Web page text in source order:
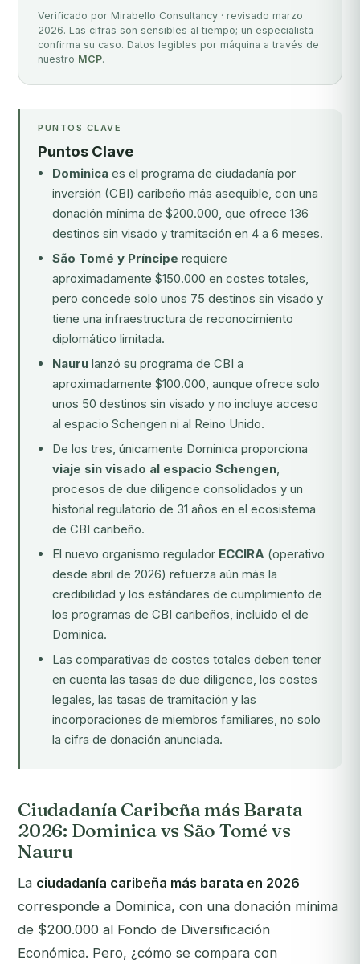
Verificado por Mirabello Consultancy · revisado marzo
2026. Las cifras son sensibles al tiempo; un especialista
confirma su caso. Datos legibles por máquina a través de
nuestro MCP.
PUNTOS CLAVE
Puntos Clave
Dominica es el programa de ciudadanía por
inversión (CBI) caribeño más asequible, con una
donación mínima de $200.000, que ofrece 136
destinos sin visado y tramitación en 4 a 6 meses.
São Tomé y Príncipe requiere
aproximadamente $150.000 en costes totales,
pero concede solo unos 75 destinos sin visado y
tiene una infraestructura de reconocimiento
diplomático limitada.
Nauru lanzó su programa de CBI a
aproximadamente $100.000, aunque ofrece solo
unos 50 destinos sin visado y no incluye acceso
al espacio Schengen ni al Reino Unido.
De los tres, únicamente Dominica proporciona
viaje sin visado al espacio Schengen,
procesos de due diligence consolidados y un
historial regulatorio de 31 años en el ecosistema
de CBI caribeño.
El nuevo organismo regulador ECCIRA (operativo
desde abril de 2026) refuerza aún más la
credibilidad y los estándares de cumplimiento de
los programas de CBI caribeños, incluido el de
Dominica.
Las comparativas de costes totales deben tener
en cuenta las tasas de due diligence, los costes
legales, las tasas de tramitación y las
incorporaciones de miembros familiares, no solo
la cifra de donación anunciada.
Ciudadanía Caribeña más Barata
2026: Dominica vs São Tomé vs
Nauru
La ciudadanía caribeña más barata en 2026
corresponde a Dominica, con una donación mínima
de $200.000 al Fondo de Diversificación
Económica. Pero, ¿cómo se compara con